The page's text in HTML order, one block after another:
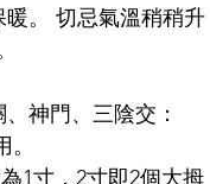
神門、三陰交：